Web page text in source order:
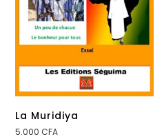
La Muridiya
5.000 CFA